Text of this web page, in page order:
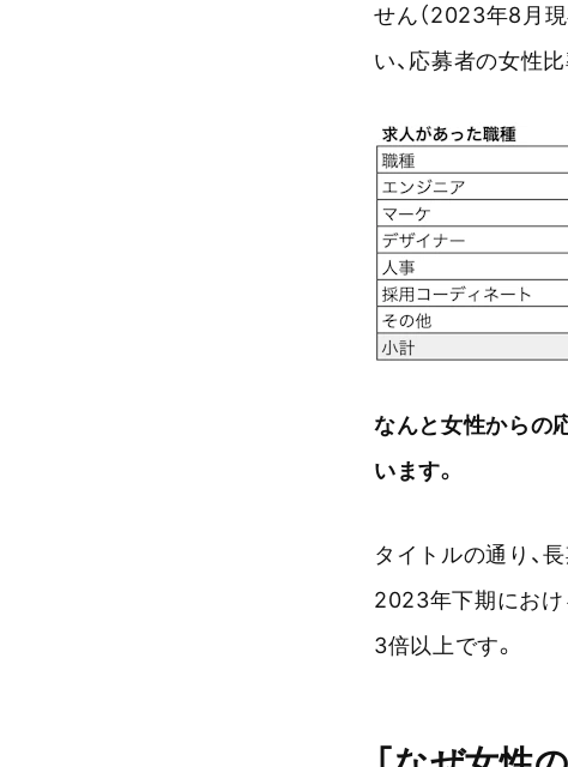
せん（2023年8月
い、応募者の女性
なんと女性からの
います。
タイトルの通り、
2023年下期におけ
3倍以上です。